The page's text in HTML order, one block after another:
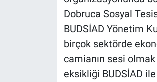
Dobruca Sosyal
BUDSİAD Yönetim
birçok sektörde
camianın sesi
eksikliği BUDSİAD